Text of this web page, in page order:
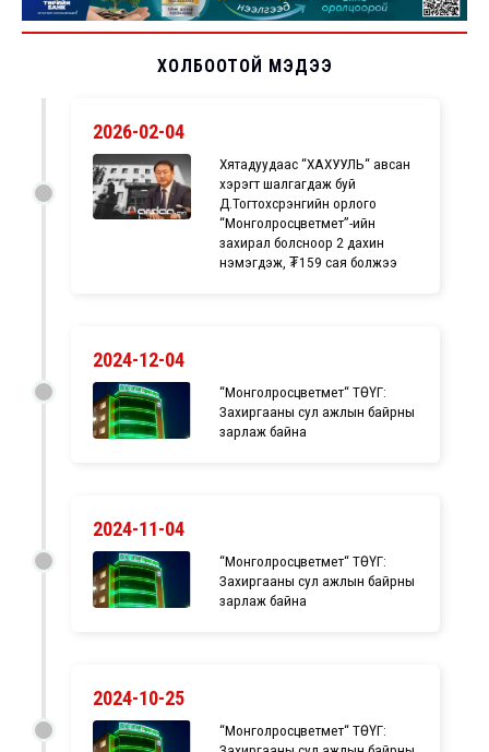
ХОЛБООТОЙ МЭДЭЭ
2026-02-04
Хятадуудаас “ХАХУУЛЬ“ авсан
хэрэгт шалгагдаж буй
Д.Тогтохсүрэнгийн орлого
“Монголросцветмет”-ийн
захирал болсноор 2 дахин
нэмэгдэж, ₮159 сая болжээ
2024-12-04
“Монголросцветмет“ ТӨҮГ:
Захиргааны сул ажлын байрны
зарлаж байна
2024-11-04
“Монголросцветмет“ ТӨҮГ:
Захиргааны сул ажлын байрны
зарлаж байна
2024-10-25
“Монголросцветмет“ ТӨҮГ: